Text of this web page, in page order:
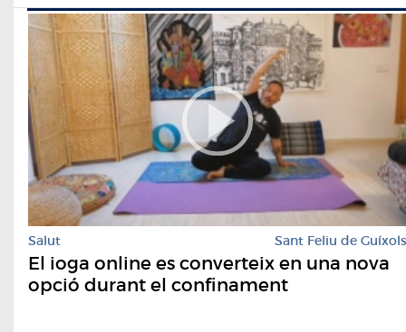
Salut Sant Feliu de Guíxols
El ioga online es converteix en una nova
opció durant el confinament